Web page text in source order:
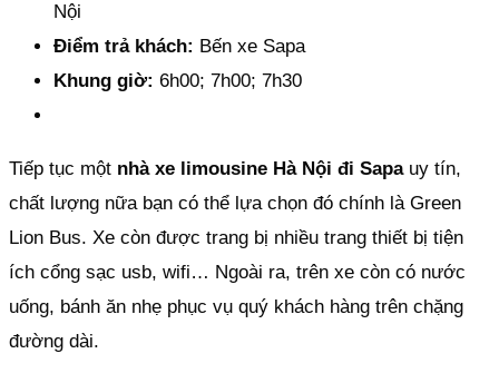
Nội
Điểm trả khách: Bến xe Sapa
Khung giờ: 6h00; 7h00; 7h30
Tiếp tục một nhà xe limousine Hà Nội đi Sapauy tín,
chất lượng nữa bạn có thể lựa chọn đó chính là Green
Lion Bus. Xe còn được trang bị nhiều trang thiết bị tiện
ích cổng sạc usb, wifi… Ngoài ra, trên xe còn có nước
uống, bánh ăn nhẹ phục vụ quý khách hàng trên chặng
đường dài.